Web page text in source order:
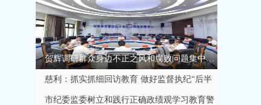
贺辉调研群众身边不正之风和腐败问题集中整治工作
慈利：抓实抓细回访教育 做好监督执纪“后半
篇文章”
市纪委监委树立和践行正确政绩观学习教育警